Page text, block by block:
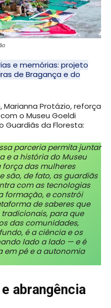
e memórias: projeto
de Bragança e do
Protázio, reforça
o Museu Goeldi
da Floresta:
parceria permita juntar
e a história do Museu
das mulheres
são, de fato, as guardiãs
com as tecnologias
formação, e constrói
de saberes que
para que
das comunidades,
é a ciência e os
lado a lado — e é
em pé e a autonomia
abrangência